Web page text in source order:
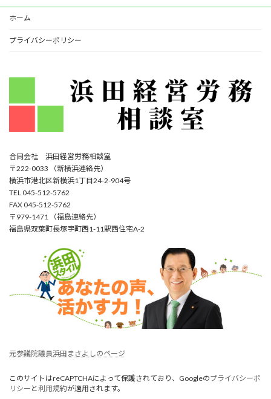
ホーム
プライバシーポリシー
合同会社 浜田経営労務相談室
〒222-0033 （新横浜連絡先）
横浜市港北区新横浜1丁目24-2-904号
TEL 045-512-5762
FAX 045-512-5762
〒979-1471 （福島連絡先）
福島県双葉町長塚字町西1-11駅西住宅A-2
元参議院議員浜田まさよしのページ
このサイトはreCAPTCHAによって保護されており、Googleのプライバシーポ
リシー と利用規約が適用されます。